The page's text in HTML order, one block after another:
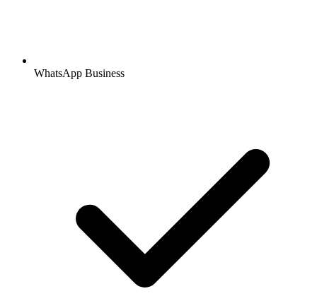
WhatsApp Business